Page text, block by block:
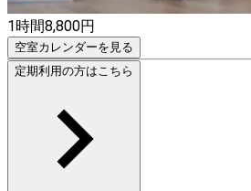
1時間8,800円
空室カレンダーを見る
定期利用の方はこちら